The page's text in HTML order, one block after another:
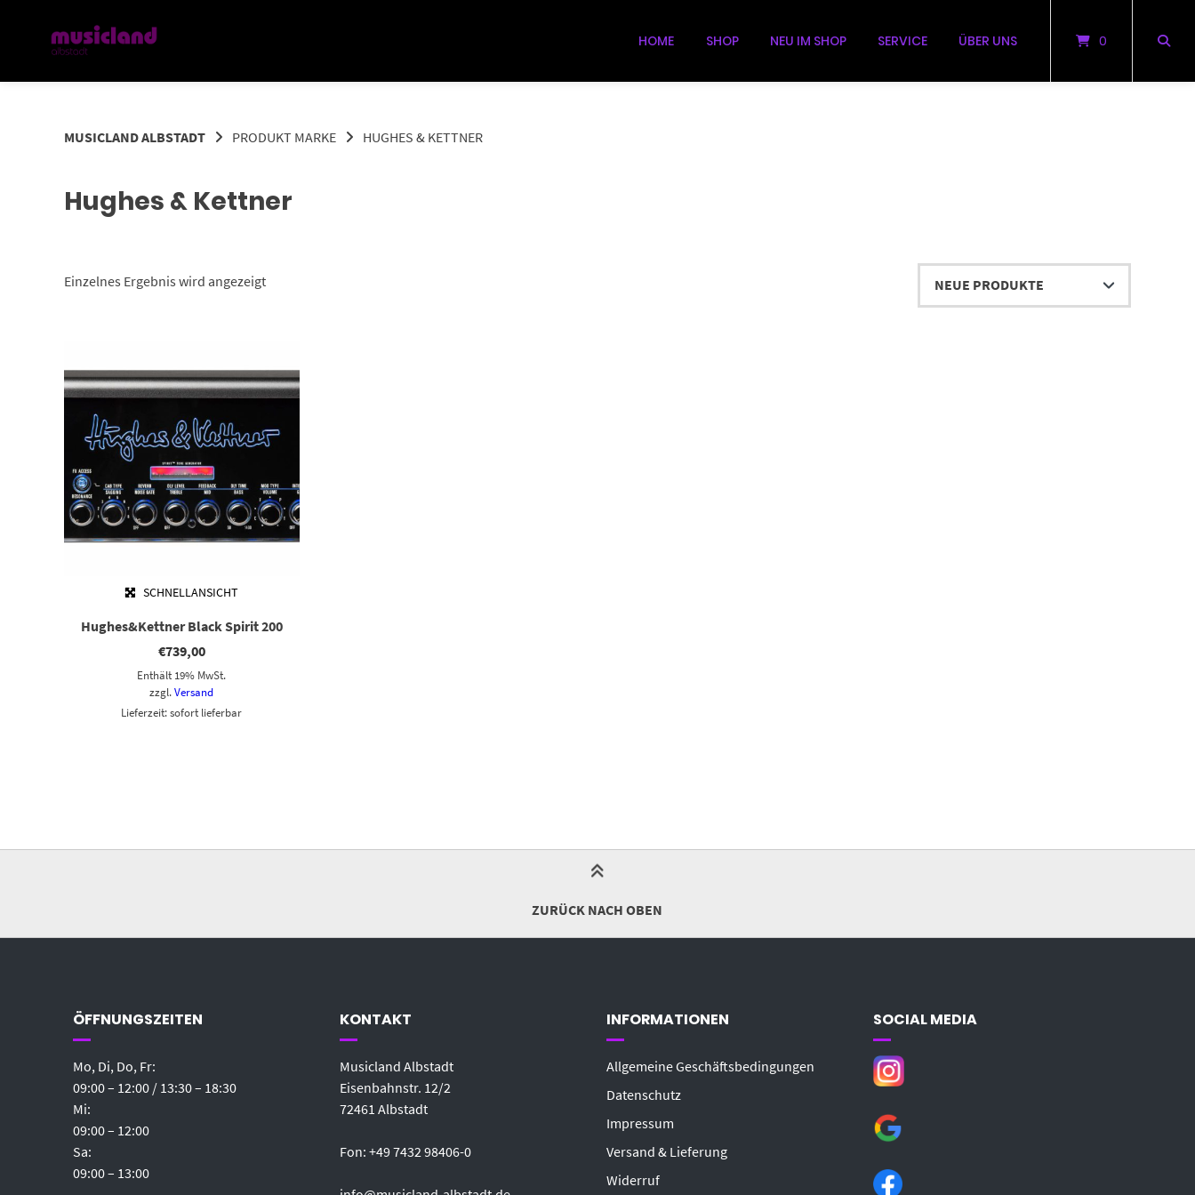
HOME SHOP NEU IM SHOP SERVICE ÜBER UNS 0
MUSICLAND ALBSTADT PRODUKT MARKE HUGHES & KETTNER
Hughes & Kettner
Einzelnes Ergebnis wird angezeigt
SCHNELLANSICHT
Hughes&Kettner Black Spirit 200
€739,00
Enthält 19% MwSt.
zzgl.Versand
Lieferzeit: sofort lieferbar
ZURÜCK NACH OBEN
ÖFFNUNGSZEITEN
Mo, Di, Do, Fr:
09:00 – 12:00 / 13:30 – 18:30
Mi:
09:00 – 12:00
Sa:
09:00 – 13:00
KONTAKT
Musicland Albstadt
Eisenbahnstr. 12/2
72461 Albstadt
Fon: +49 7432 98406-0
INFORMATIONEN
Allgemeine Geschäftsbedingungen
Datenschutz
Impressum
Versand & Lieferung
Widerruf
SOCIAL MEDIA